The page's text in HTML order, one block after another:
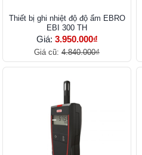
Thiết bị ghi nhiệt độ độ ẩm EBRO
EBI 300 TH
Giá: 3.950.000₫
Giá cũ: 4.840.000₫